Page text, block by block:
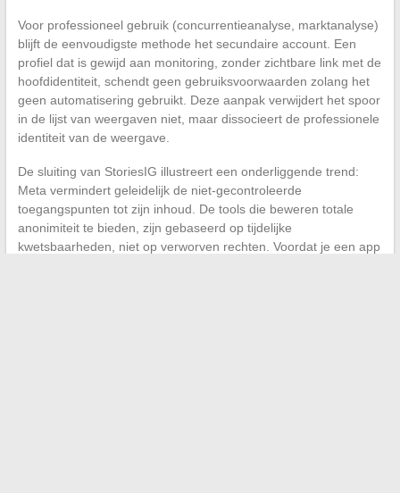
Voor professioneel gebruik (concurrentieanalyse, marktanalyse)
blijft de eenvoudigste methode het secundaire account. Een
profiel dat is gewijd aan monitoring, zonder zichtbare link met de
hoofdidentiteit, schendt geen gebruiksvoorwaarden zolang het
geen automatisering gebruikt. Deze aanpak verwijdert het spoor
in de lijst van weergaven niet, maar dissocieert de professionele
identiteit van de weergave.
De sluiting van StoriesIG illustreert een onderliggende trend:
Meta vermindert geleidelijk de niet-gecontroleerde
toegangspunten tot zijn inhoud. De tools die beweren totale
anonimiteit te bieden, zijn gebaseerd op tijdelijke
kwetsbaarheden, niet op verworven rechten. Voordat je een app